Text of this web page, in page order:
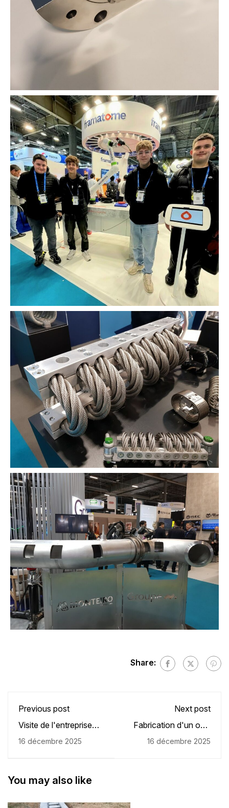
Share:
Previous post
Visite de l'entreprise
16 décembre 2025
Next post
Fabrication d'un outil
16 décembre 2025
you may also like